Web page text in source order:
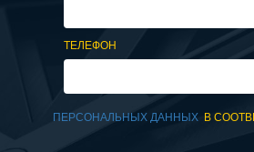
ТЕЛЕФОН
ПЕРСОНАЛЬНЫХ ДАННЫХ В